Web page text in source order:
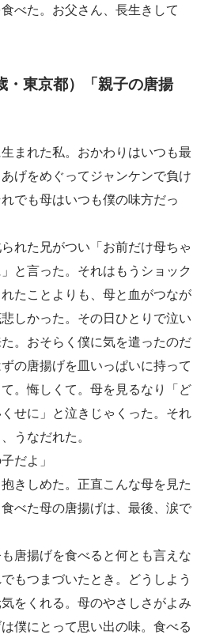
べた。お父さん、長生きして
東京都）「親子の唐揚
まれた私。おかわりはいつも最
げをめぐってジャンケンで負け
でも母はいつも僕の味方だっ
れた兄がつい「お前だけ母ちゃ
と言った。それはもうショック
たことよりも、母と血がつなが
しかった。その日ひとりで泣い
。おそらく僕に気を遣ったのだ
の唐揚げを皿いっぱいに持って
。悔しくて。母を見るなり「ど
せに」と泣きじゃくった。それ
うなだれた。
だよ」
きしめた。正直こんな母を見た
べた母の唐揚げは、最後、涙で
唐揚げを食べると何とも言えな
もつまづいたとき。どうしよう
をくれる。母のやさしさがよみ
僕にとって思い出の味。食べる